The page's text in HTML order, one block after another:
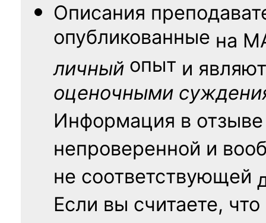
Описания
опубликованные на
личный опыт и
оценочными
Информация в
непроверенной и
не соответствующей
Если вы считаете, что